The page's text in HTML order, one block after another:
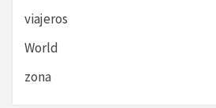
viajeros
World
zona